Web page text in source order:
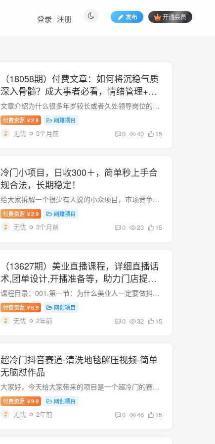
发布 开通会员
登录 注册
（18058期）付费文章：如何将沉稳气质
深入骨髓？成大事者必看，情绪管理+气
场修炼全攻略
文章介绍为什么很多年岁较长或者久处领导岗位的人，会让人感觉更加沉稳老练?着急是一个人很低级的情绪反应，它暴露了一个人的定力差。“遇到刺激马上就反应的人，大多成不了什么大事，而且事后...
付费资源 ￥2.8 网赚项目
无忧 3个月前 0 40 15
冷门小项目，日收300＋，简单秒上手合
规合法，长期稳定！
给大家拆解一个很少有人说的小众项目，市场竞争小，新手容易做起来。 不用大额投入，不用团队，一个人在家就能操作，非常适合单打独斗。 项目优势很明显：门槛低、操作简单、不挑人群、长期稳定...
付费资源 ￥2.9 网赚项目
无忧 3个月前 0 23 15
（13627期）美业直播课程，详细直播话
术,团单设计,开播准备等，助力门店提升
业绩
课程目录：001.第一节：为什么美业人一定要做抖音同城直播.mp4002.第二节：团单直播人员与场景准备-上.mp4003.第三节：团单直播人员与场景准备-下.mp4004.第四节：直播间话术要如何设计-上.mp40...
付费资源 ￥6.9 网创项目
无忧 2年前 0 32 15
超冷门抖音赛道-清洗地毯解压视频-简单
无脑怼作品
大家好，今天给大家带来的项目是一个超冷门的赛道，就是地毯解压视频。 大家在刷短视频的时候一定刷到过这类作品，像修驴蹄子，洗地毯等这类比较解压的视频。这类视频的涨粉速度非常快，内容比...
付费资源 ￥9.9 网创项目
无忧 2年前 0 46 15